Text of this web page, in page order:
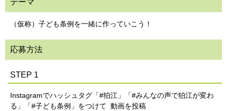
テーマ
（仮称）子ども条例を一緒に作っていこう！
応募方法
STEP 1
Instagramでハッシュタグ「#狛江」「#みんなの声で狛江が変わ
る」「#子ども条例」をつけて 動画を投稿